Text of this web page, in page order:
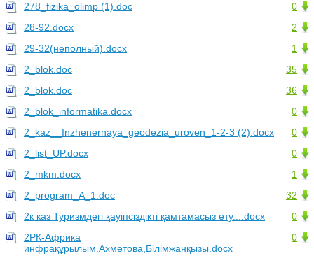
0
278_fizika_olimp (1).doc
2
28-92.docx
1
29-32(неполный).docx
35
2_blok.doc
36
2_blok.doc
0
2_blok_informatika.docx
0
2_kaz__Inzhenernaya_geodezia_uroven_1-2-3 (2).docx
0
2_list_UP.docx
1
2_mkm.docx
32
2_program_A_1.doc
0
2к каз Туризмдегі қауіпсіздікті қамтамасыз ету....docx
0
2РК-Африка
инфрақұрылым.Ахметова,Білімжанқызы.docx